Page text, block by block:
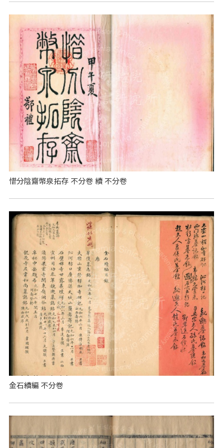
惜分陰齋幣泉拓存 不分卷 續 不分卷
金石續編 不分卷